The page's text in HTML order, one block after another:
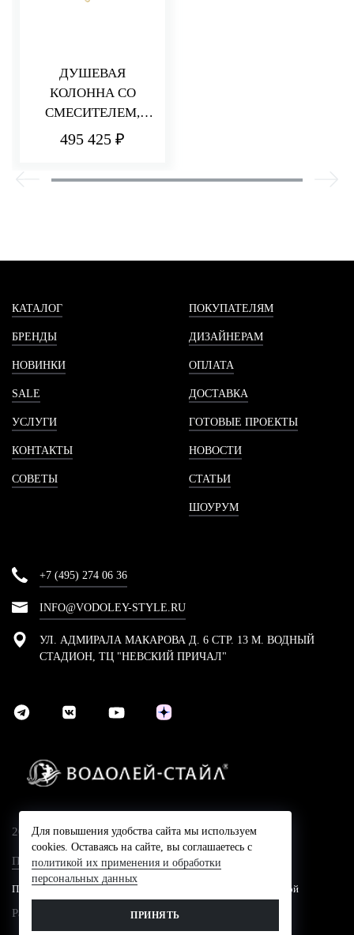
ДУШЕВАЯ
КОЛОННА СО
СМЕСИТЕЛЕМ,
РУЧНЫМ И
495 425 ₽
КАТАЛОГ
БРЕНДЫ
НОВИНКИ
SALE
УСЛУГИ
КОНТАКТЫ
СОВЕТЫ
ПОКУПАТЕЛЯМ
ДИЗАЙНЕРАМ
ОПЛАТА
ДОСТАВКА
ГОТОВЫЕ ПРОЕКТЫ
НОВОСТИ
СТАТЬИ
ШОУРУМ
+7 (495) 274 06 36
INFO@VODOLEY-STYLE.RU
УЛ. АДМИРАЛА МАКАРОВА Д. 6 СТР. 13 М. ВОДНЫЙ
СТАДИОН, ТЦ "НЕВСКИЙ ПРИЧАЛ"
2024 © Компания Водолей-Cтайл
Политика конфидециальности
Представленные на сайте цены не являются публичной офертой
Разработано в
Для повышения удобства сайта мы используем
cookies. Оставаясь на сайте, вы соглашаетесь с
политикой их применения и обработки
персональных данных
ПРИНЯТЬ